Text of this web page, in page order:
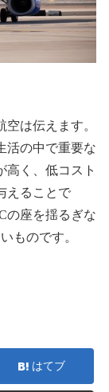
は伝えます。
活の中で重要な
高く、低コスト
えることで
の座を揺るぎな
ものです。
はてブ